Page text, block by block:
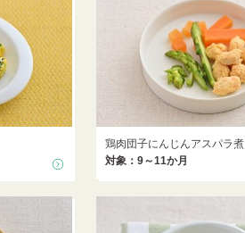
鶏肉団子にんじんアスパラ煮
対象：9～11か月